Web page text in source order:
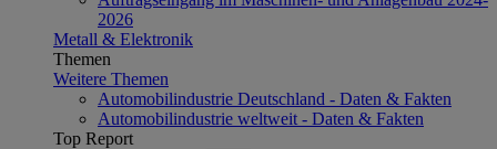
2026
Metall & Elektronik
Themen
Weitere Themen
Automobilindustrie Deutschland - Daten & Fakten
Automobilindustrie weltweit - Daten & Fakten
Top Report